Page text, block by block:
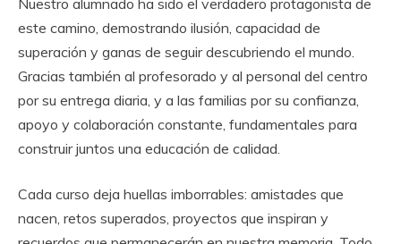
Nuestro alumnado ha sido el verdadero protagonista de
este camino, demostrando ilusión, capacidad de
superación y ganas de seguir descubriendo el mundo.
Gracias también al profesorado y al personal del centro
por su entrega diaria, y a las familias por su confianza,
apoyo y colaboración constante, fundamentales para
construir juntos una educación de calidad.
Cada curso deja huellas imborrables: amistades que
nacen, retos superados, proyectos que inspiran y